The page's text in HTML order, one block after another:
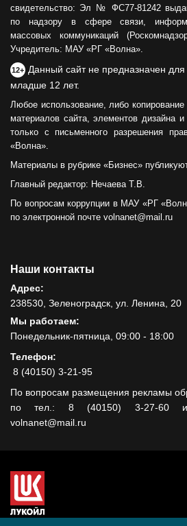
свидетельство: Эл № ФС77-81242
по надзору в сфере связи,
массовых коммуникаций
Учредитель: МАУ «РГ «Волна».
12+ Данный сайт не предназначен
младше 12 лет.
Любое использование, либо
материалов сайта, элементов дизайна
только с письменного разрешения
«Волна».
Материалы в рубрике «Бизнес»
Главный редактор: Нечаева Т.В.
По вопросам коррупции в МАУ «РГ
по электронной почте volnanet@mail.ru
Наши контакты
Адрес:
238530, Зеленоградск, ул. Ленина, 20
Мы работаем:
Понедельник-пятница, 09:00 - 18:00
Телефон:
8 (40150) 3-21-95
По вопросам размещения рекламы
по тел.: 8 (40150) 3-27-60 и
volnanet@mail.ru